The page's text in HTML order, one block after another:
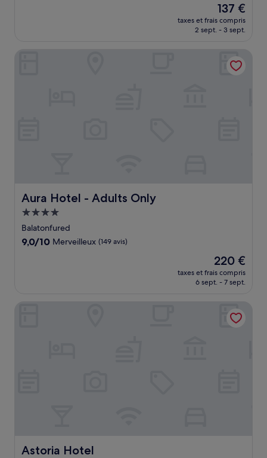
Le
nouveau
prix
de
137 €
137 €
taxes et frais compris
2 sept. - 3 sept.
Aura Hotel - Adults Only
Aura Hotel - Adults Only
Hébergement
4.0 étoiles
Balatonfured
9.0
9,0/10 Merveilleux (149 avis)
Le
nouveau
prix
de
220 €
220 €
taxes et frais compris
6 sept. - 7 sept.
Astoria Hotel
Astoria Hotel